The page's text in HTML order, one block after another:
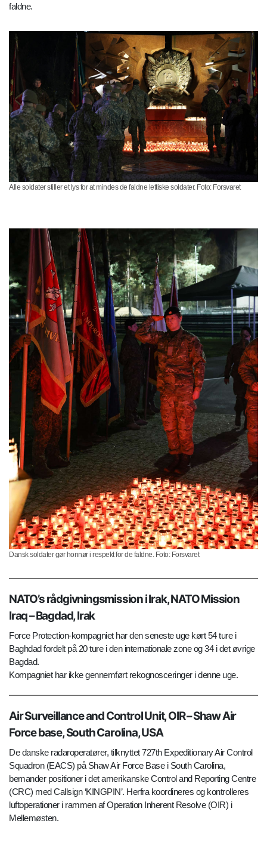
faldne.
Alle soldater stiller et lys for at mindes de faldne lettiske soldater. Foto: Forsvaret
Dansk soldater gør honnør i respekt for de faldne. Foto: Forsvaret
NATO’s rådgivningsmission i Irak, NATO Mission
Iraq – Bagdad, Irak
Force Protection-kompagniet har den seneste uge kørt 54 ture i
Baghdad fordelt på 20 ture i den internationale zone og 34 i det øvrige
Bagdad.
Kompagniet har ikke gennemført rekognosceringer i denne uge.
Air Surveillance and Control Unit, OIR – Shaw Air
Force base, South Carolina, USA
De danske radaroperatører, tilknyttet 727th Expeditionary Air Control
Squadron (EACS) på Shaw Air Force Base i South Carolina,
bemander positioner i det amerikanske Control and Reporting Centre
(CRC) med Callsign ‘KINGPIN’. Herfra koordineres og kontrolleres
luftoperationer i rammen af Operation Inherent Resolve (OIR) i
Mellemøsten.